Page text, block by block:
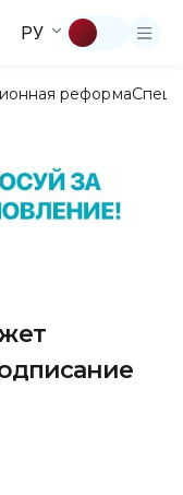
РУ
реформа